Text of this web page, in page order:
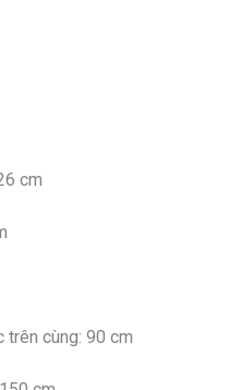
cm
trên cùng: 90 cm